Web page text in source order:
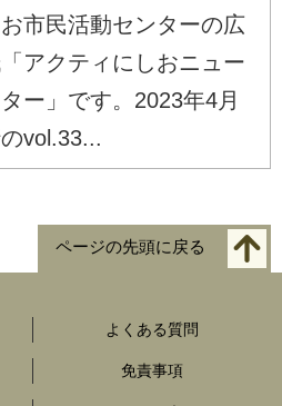
市民活動センターの広
アクティにしおニュー
ー」です。2023年4月
vol.33...
ページの先頭に戻る
よくある質問
免責事項